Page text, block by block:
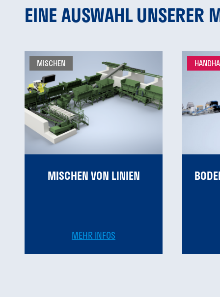
EINE AUSWAHL UNSERER
MISCHEN
MISCHEN VON LINIEN
MEHR INFOS